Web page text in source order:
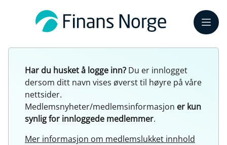
Meny
Har du husket å logge inn? Du er innlogget
dersom ditt navn vises øverst til høyre på våre
nettsider.
Medlemsnyheter/medlemsinformasjon er kun
synlig for innloggede medlemmer.
Mer informasjon om medlemslukket innhold